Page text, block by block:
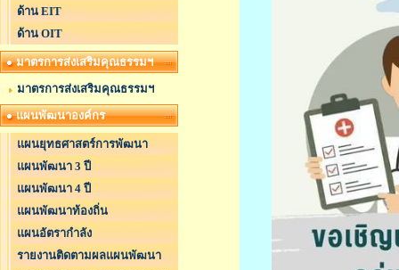
ด้าน EIT
ด้าน OIT
มาตรการส่งเสริมคุณธรรมฯ
มาตรการส่งเสริมคุณธรรมฯ
แผนพัฒนาองค์กร
แผนยุทธศาสตร์การพัฒนา
แผนพัฒนา 3 ปี
แผนพัฒนา 4 ปี
แผนพัฒนาท้องถิ่น
แผนอัตรากำลัง
รายงานติดตามผลแผนพัฒนา